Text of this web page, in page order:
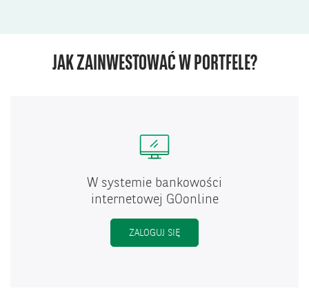
JAK ZAINWESTOWAĆ W PORTFELE?
W systemie bankowości
internetowej GOonline
ZALOGUJ SIĘ